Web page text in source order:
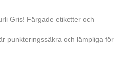
Gris! Färgade etiketter och
punkteringssäkra och lämpliga för